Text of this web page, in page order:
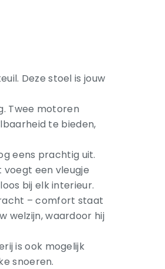
Deze stoel is jouw
Twee motoren
te bieden,
eens prachtig uit.
voegt een vleugje
bij elk interieur.
– comfort staat
welzijn, waardoor hij
is ook mogelijk
snoeren.